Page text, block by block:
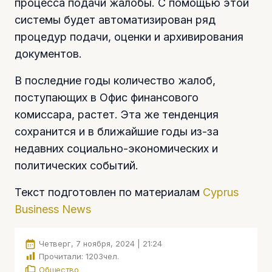
процесса подачи жалобы. С помощью этой
системы будет автоматизирован ряд
процедур подачи, оценки и архивирования
документов.
В последние годы количество жалоб,
поступающих в Офис финансового
комиссара, растет. Эта же тенденция
сохранится и в ближайшие годы из-за
недавних социально-экономических и
политических событий.
Текст подготовлен по материалам Cyprus
Business News
Четверг, 7 ноября, 2024 | 21:24
Прочитали: 1203чел.
Общество